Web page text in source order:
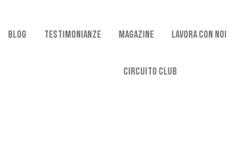
Blog Testimonianze Magazine Lavora con noi
Circuito Club